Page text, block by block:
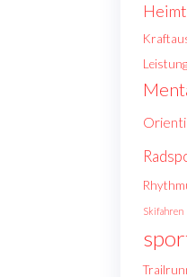
Skifahren